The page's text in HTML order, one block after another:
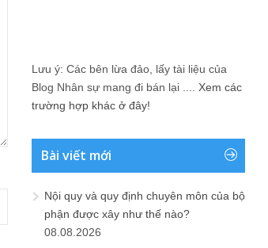
Lưu ý: Các bên lừa đảo, lấy tài liệu của
Blog Nhân sự mang đi bán lại .... Xem các
trường hợp khác ở đây!
Bài viết mới
Nội quy và quy định chuyên môn của bộ
phận được xây như thế nào?
08.08.2026